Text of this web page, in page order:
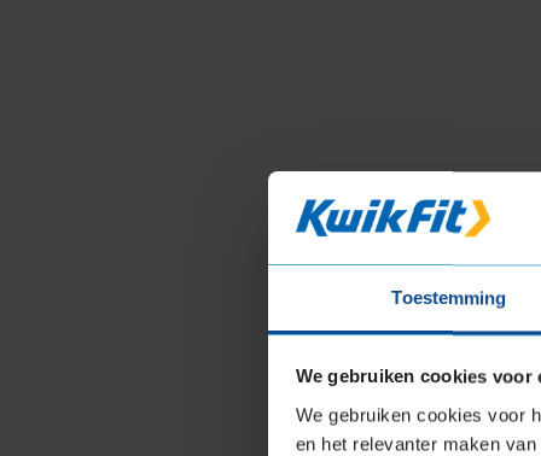
Toestemming
We gebruiken cookies voor
We gebruiken cookies voor
en het relevanter maken